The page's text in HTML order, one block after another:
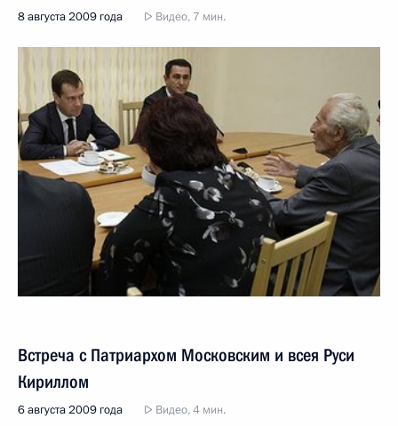
8 августа 2009 года Видео, 7 мин.
Встреча с Патриархом Московским и всея Руси
Кириллом
6 августа 2009 года Видео, 4 мин.